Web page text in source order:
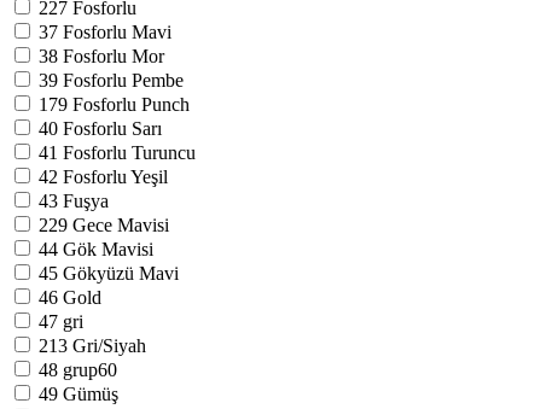
227 Fosforlu
37 Fosforlu Mavi
38 Fosforlu Mor
39 Fosforlu Pembe
179 Fosforlu Punch
40 Fosforlu Sarı
41 Fosforlu Turuncu
42 Fosforlu Yeşil
43 Fuşya
229 Gece Mavisi
44 Gök Mavisi
45 Gökyüzü Mavi
46 Gold
47 gri
213 Gri/Siyah
48 grup60
49 Gümüş